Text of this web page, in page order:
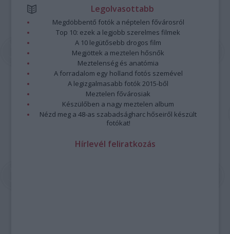
Legolvasottabb
Megdöbbentő fotók a néptelen fővárosról
Top 10: ezek a legjobb szerelmes filmek
A 10 legütősebb drogos film
Megjöttek a meztelen hősnők
Meztelenség és anatómia
A forradalom egy holland fotós szemével
A legizgalmasabb fotók 2015-ből
Meztelen fővárosiak
Készülőben a nagy meztelen album
Nézd meg a 48-as szabadságharc hőseiről készült
fotókat!
Hírlevél feliratkozás